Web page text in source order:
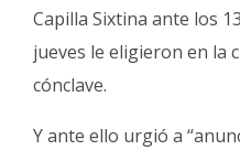
Capilla Sixtina ante los
jueves le eligieron en la
cónclave.
Y ante ello urgió a